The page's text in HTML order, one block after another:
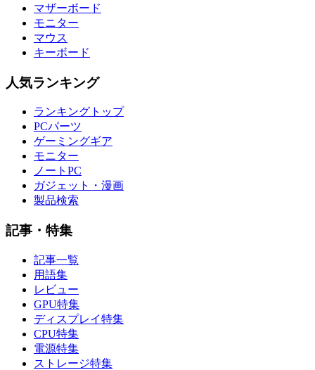
マザーボード
モニター
マウス
キーボード
人気ランキング
ランキングトップ
PCパーツ
ゲーミングギア
モニター
ノートPC
ガジェット・漫画
製品検索
記事・特集
記事一覧
用語集
レビュー
GPU特集
ディスプレイ特集
CPU特集
電源特集
ストレージ特集